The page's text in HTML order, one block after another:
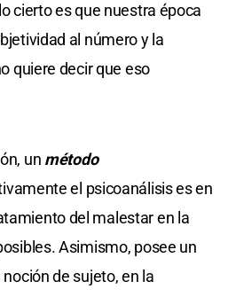
cierto es que nuestra época
al número y la
quiere decir que eso
un método
el psicoanálisis es en
del malestar en la
Asimismo, posee un
de sujeto, en la